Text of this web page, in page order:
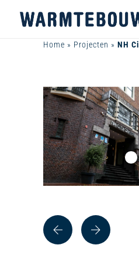
Home » Projecten » NH